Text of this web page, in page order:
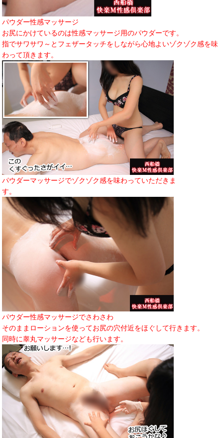
パウダー性感マッサージ
お尻にかけているのは性感マッサージ用のパウダーです。
指でサワサワ～とフェザータッチをしながら心地よいゾクゾク感を味
わって頂きます。
パウダーマッサージでゾクゾク感を味わっていただきま
す。
パウダー性感マッサージでさわさわ
そのままローションを使ってお尻の穴付近をほぐして行きます。
同時に睾丸マッサージなども行います。